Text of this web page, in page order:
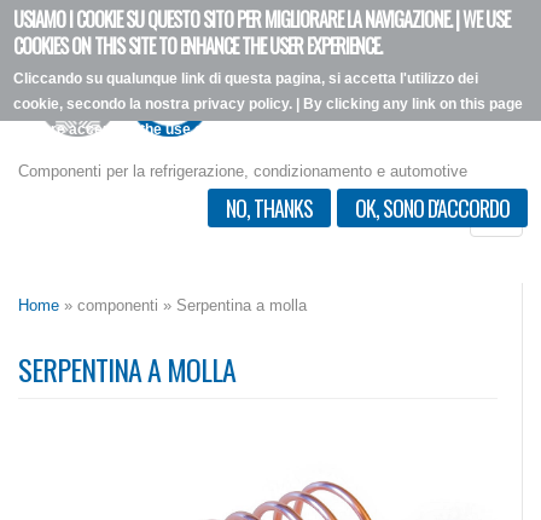
USIAMO I COOKIE SU QUESTO SITO PER MIGLIORARE LA NAVIGAZIONE. | WE USE
COOKIES ON THIS SITE TO ENHANCE THE USER EXPERIENCE.
Cliccando su qualunque link di questa pagina, si accetta l'utilizzo dei
cookie, secondo la nostra privacy policy. | By clicking any link on this page
you are accepting the use of the cookies outlined in our privacy policy.
OK, SONO D'ACCORDO
NO, THANKS
Salta
contenuto
principale
Componenti per la refrigerazione, condizionamento e automotive
Toggle
Home » componenti » Serpentina a molla
SERPENTINA A MOLLA